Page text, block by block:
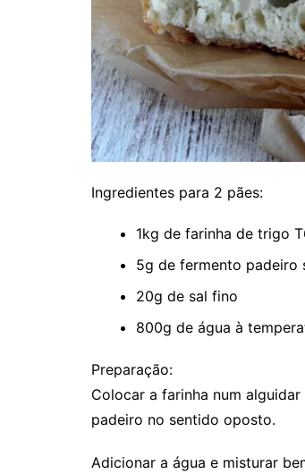
Ingredientes para 2 pães:
1kg de farinha de trigo
5g de fermento padeiro
20g de sal fino
800g de água à
Preparação:
Colocar a farinha num
padeiro no sentido oposto.
Adicionar a água e misturar